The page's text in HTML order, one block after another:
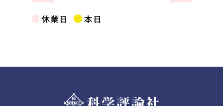
休業日 本日